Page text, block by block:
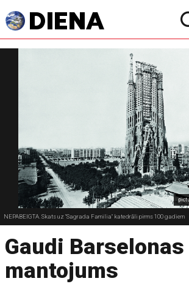
NEPABEIGTA. Skats uz "Sagrada Familia" katedrāli pirms 100 gadiem
Gaudi Barselonas
mantojums